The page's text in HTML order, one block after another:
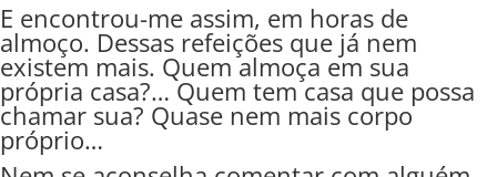
E encontrou-me assim, em horas de
almoço. Dessas refeições que já nem
existem mais. Quem almoça em sua
própria casa?… Quem tem casa que possa
chamar sua? Quase nem mais corpo
próprio…